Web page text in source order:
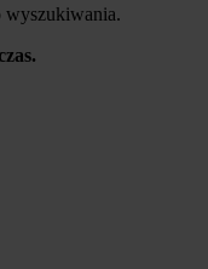
wyszukiwania.